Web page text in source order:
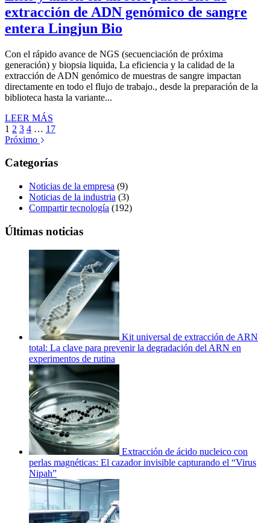
extracción de ADN genómico de sangre
entera Lingjun Bio
Con el rápido avance de NGS (secuenciación de próxima
generación) y biopsia liquida, La eficiencia y la calidad de la
extracción de ADN genómico de muestras de sangre impactan
directamente en todo el flujo de trabajo., desde la preparación de la
biblioteca hasta la variante...
LEER MÁS
1 2 3 4 … 17
Próximo
Categorías
Noticias de la empresa (9)
Noticias de la industria (3)
Compartir tecnología (192)
Últimas noticias
Kit universal de extracción de ARN
total: La clave para prevenir la degradación del ARN en
experimentos de rutina
Extracción de ácido nucleico con
perlas magnéticas: El cazador invisible capturando el “Virus
Nipah”